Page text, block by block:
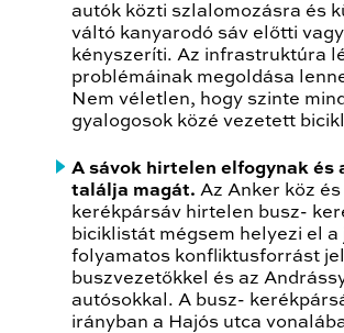
autók közti szlalomozásra és
váltó kanyarodó sáv előtti
kényszeríti. Az infrastruktúra
problémáinak megoldása
Nem véletlen, hogy szinte
gyalogosok közé vezetett
A sávok hirtelen elfogynak és
találja magát. Az Anker köz
kerékpársáv hirtelen busz-
biciklistát mégsem helyezi el a
folyamatos konfliktusforrást
buszvezetőkkel és az
autósokkal. A busz-
irányban a Hajós utca